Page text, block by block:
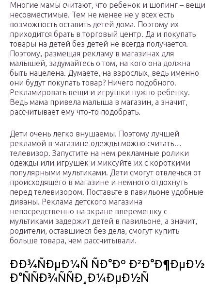
Многие мамы считают, что ребенок и шопинг – вещи
несовместимые. Тем не менее не у всех есть
возможность оставить детей дома. Поэтому их
приходится брать в торговый центр. Да и покупать
товары на детей без детей не всегда получается.
Поэтому, размещая рекламу в магазинах для
малышей, задумайтесь о том, на кого она должна
быть нацелена. Думаете, на взрослых, ведь именно
они будут покупать товар? Ничего подобного.
Рекламировать вещи и игрушки нужно ребенку.
Ведь мама привела малыша в магазин, а значит,
рассчитывает ему что-то подобрать.
Дети очень легко внушаемы. Поэтому лучшей
рекламой в магазине одежды можно считать…
телевизор. Запустите на нем рекламные ролики
одежды или игрушек и миксуйте их с короткими
популярными мультиками. Дети смогут отвлечься от
происходящего в магазине и немного отдохнуть
перед телевизором. Поставьте в павильоне удобные
диваны. Реклама детского магазина
непосредственно на экране вперемешку с
мультиками задержит детей в павильоне, а значит,
родители, оставшиеся без дела, смогут купить
больше товара, чем рассчитывали.
ÐÐ¾ÑÐµÐ¼Ñ ÑÐ°Ðº Ð²Ð°Ð¶ÐµÐ½
Ð°ÑÑÐ¾ÑÑÐ¸Ð¼ÐµÐ½Ñ